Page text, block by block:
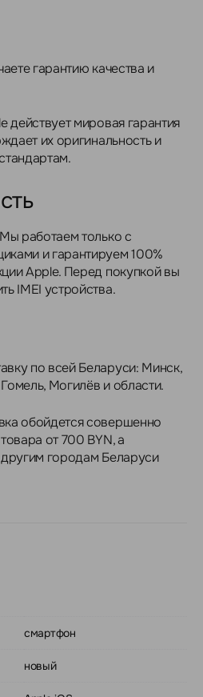
гарантию качества и
действует мировая гарантия
их оригинальность и
работаем только с
и гарантируем 100%
Apple. Перед покупкой вы
IMEI устройства.
по всей Беларуси: Минск,
Могилёв и области.
обойдется совершенно
от 700 BYN, а
городам Беларуси
смартфон
новый